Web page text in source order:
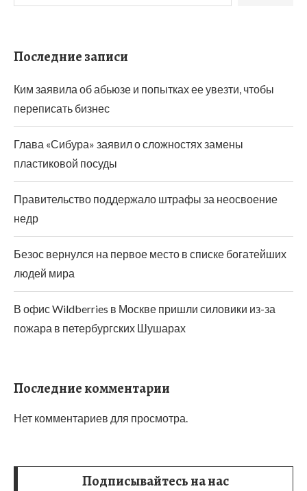
Последние записи
Ким заявила об абьюзе и попытках ее увезти, чтобы
переписать бизнес
Глава «Сибура» заявил о сложностях замены
пластиковой посуды
Правительство поддержало штрафы за неосвоение
недр
Безос вернулся на первое место в списке богатейших
людей мира
В офис Wildberries в Москве пришли силовики из-за
пожара в петербургских Шушарах
Последние комментарии
Нет комментариев для просмотра.
Подписывайтесь на нас